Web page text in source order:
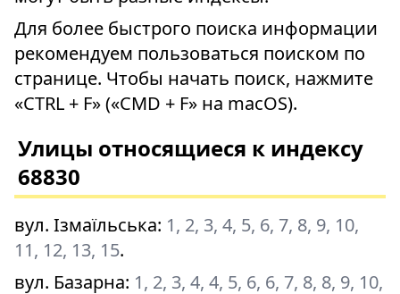
Для более быстрого поиска информации
рекомендуем пользоваться поиском по
странице. Чтобы начать поиск, нажмите
«CTRL + F» («CMD + F» на macOS).
Улицы относящиеся к индексу
68830
вул. Ізмаїльська: 1, 2, 3, 4, 5, 6, 7, 8, 9, 10,
11, 12, 13, 15.
вул. Базарна: 1, 2, 3, 4, 4, 5, 6, 6, 7, 8, 8, 9, 10,